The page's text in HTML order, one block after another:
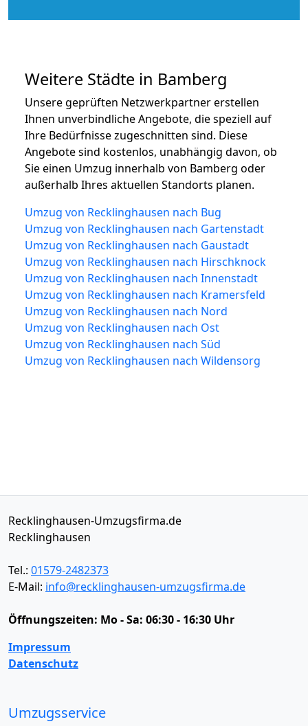
Weitere Städte in Bamberg
Unsere geprüften Netzwerkpartner erstellen
Ihnen unverbindliche Angebote, die speziell auf
Ihre Bedürfnisse zugeschnitten sind. Diese
Angebote sind kostenlos, unabhängig davon, ob
Sie einen Umzug innerhalb von Bamberg oder
außerhalb Ihres aktuellen Standorts planen.
Umzug von Recklinghausen nach Bug
Umzug von Recklinghausen nach Gartenstadt
Umzug von Recklinghausen nach Gaustadt
Umzug von Recklinghausen nach Hirschknock
Umzug von Recklinghausen nach Innenstadt
Umzug von Recklinghausen nach Kramersfeld
Umzug von Recklinghausen nach Nord
Umzug von Recklinghausen nach Ost
Umzug von Recklinghausen nach Süd
Umzug von Recklinghausen nach Wildensorg
Recklinghausen-Umzugsfirma.de
Recklinghausen
Tel.: 01579-2482373
E-Mail: info@recklinghausen-umzugsfirma.de
Öffnungszeiten: Mo - Sa: 06:30 - 16:30 Uhr
Impressum
Datenschutz
Umzugsservice